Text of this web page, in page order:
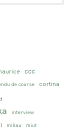
ccc
de course cortina
interview
millau
miut